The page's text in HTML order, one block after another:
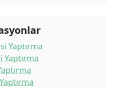
Yaptırma
Yaptırma